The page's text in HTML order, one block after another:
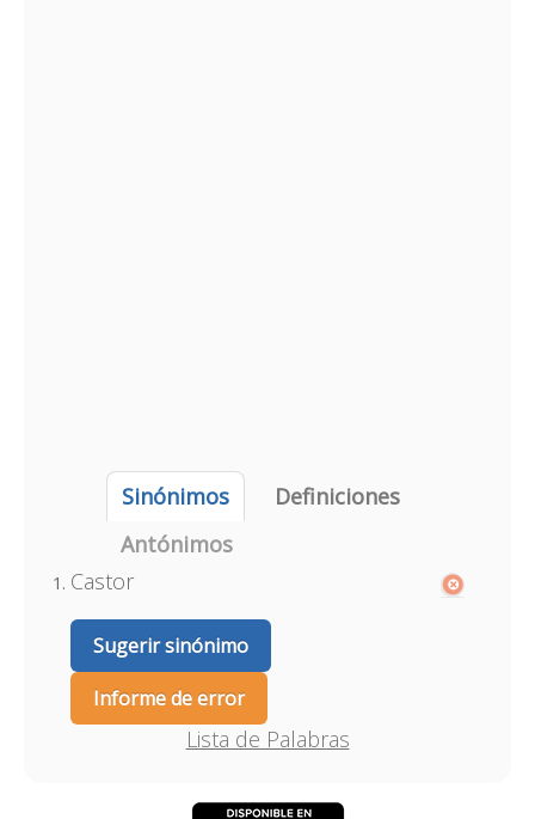
Sinónimos
Definiciones
Antónimos
Castor
Sugerir sinónimo
Informe de error
Lista de Palabras